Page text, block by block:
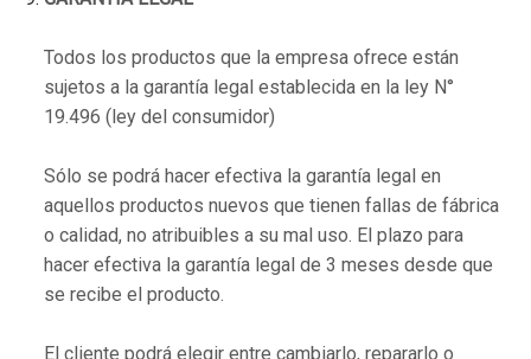
Todos los productos que la empresa ofrece están
sujetos a la garantía legal establecida en la ley N°
19.496 (ley del consumidor)
Sólo se podrá hacer efectiva la garantía legal en
aquellos productos nuevos que tienen fallas de fábrica
o calidad, no atribuibles a su mal uso. El plazo para
hacer efectiva la garantía legal de 3 meses desde que
se recibe el producto.
El cliente podrá elegir entre cambiarlo, repararlo o